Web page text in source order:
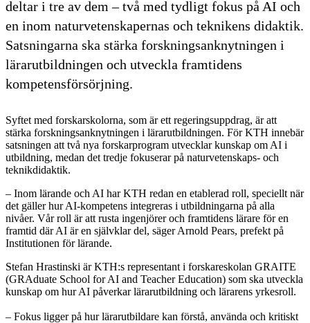
deltar i tre av dem – två med tydligt fokus på AI och
en inom naturvetenskapernas och teknikens didaktik.
Satsningarna ska stärka forskningsanknytningen i
lärarutbildningen och utveckla framtidens
kompetensförsörjning.
Syftet med forskarskolorna, som är ett regeringsuppdrag, är att
stärka forskningsanknytningen i lärarutbildningen. För KTH innebär
satsningen att två nya forskarprogram utvecklar kunskap om AI i
utbildning, medan det tredje fokuserar på naturvetenskaps- och
teknikdidaktik.
– Inom lärande och AI har KTH redan en etablerad roll, speciellt när
det gäller hur AI-kompetens integreras i utbildningarna på alla
nivåer. Vår roll är att rusta ingenjörer och framtidens lärare för en
framtid där AI är en självklar del, säger Arnold Pears, prefekt på
Institutionen för lärande.
Stefan Hrastinski är KTH:s representant i forskareskolan GRAITE
(GRAduate School for AI and Teacher Education) som ska utveckla
kunskap om hur AI påverkar lärarutbildning och lärarens yrkesroll.
– Fokus ligger på hur lärarutbildare kan förstå, använda och kritiskt